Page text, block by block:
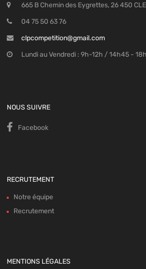
665 B Chemin des Eygrettes, 26 450
04 75 50 63 76
clpcompetition@gmail.com
Lundi au Vendredi : 9h-12h / 14h45 -
NOUS SUIVRE
Facebook
RECRUTEMENT
Notre équipe
Recrutement
MENTIONS LÉGALES